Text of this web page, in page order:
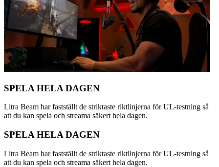
SPELA HELA DAGEN
Litra Beam har fastställt de striktaste riktlinjerna för UL-testning så
att du kan spela och streama säkert hela dagen.
SPELA HELA DAGEN
Litra Beam har fastställt de striktaste riktlinjerna för UL-testning så
att du kan spela och streama säkert hela dagen.